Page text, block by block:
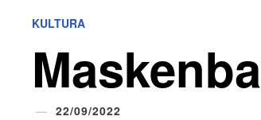
KULTURA
22/09/2022